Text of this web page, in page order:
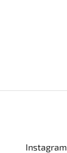
Instagram